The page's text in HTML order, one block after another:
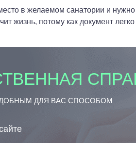
в желаемом санатории и нужно
жизнь, потому как документ
ДЛЯ ВАС СПОСОБОМ